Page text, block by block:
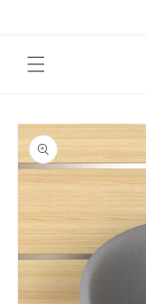
Skip to
product
information